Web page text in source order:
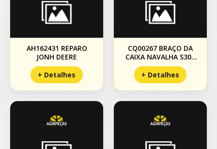
AH162431 REPARO
JONH DEERE
+ Detalhes
CQ00267 BRAÇO DA
CAIXA NAVALHA S300
LE
+ Detalhes